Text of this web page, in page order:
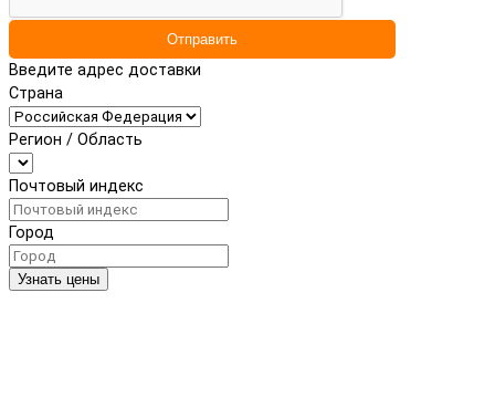
Отправить
Введите адрес доставки
Страна
Регион / Область
Почтовый индекс
Город
Узнать цены